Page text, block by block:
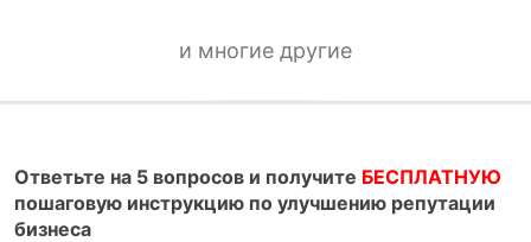
и многие другие
Ответьте на 5 вопросов и получите БЕСПЛАТНУЮ
пошаговую инструкцию по улучшению репутации
бизнеса